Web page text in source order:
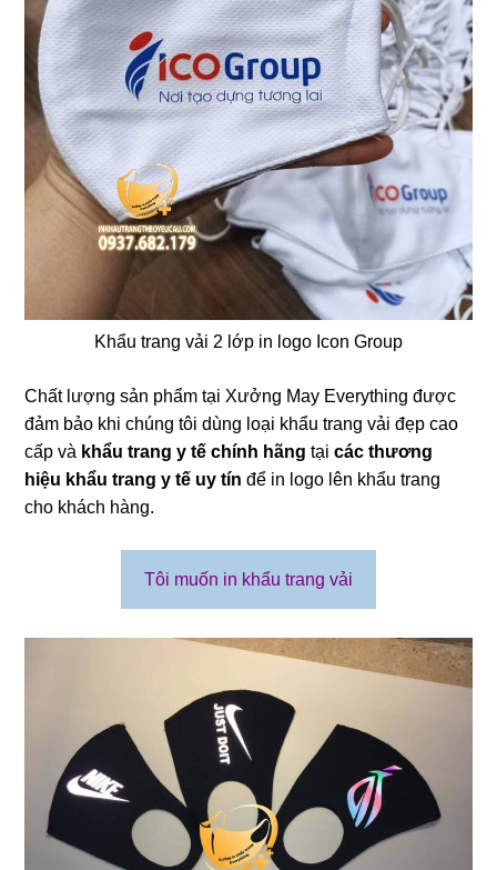
Khẩu trang vải 2 lớp in logo Icon Group
Chất lượng sản phẩm tại Xưởng May Everything được
đảm bảo khi chúng tôi dùng loại khẩu trang vải đẹp cao
cấp và khẩu trang y tế chính hãng tạicác thương
hiệu khẩu trang y tế uy tín để in logo lên khẩu trang
cho khách hàng.
Tôi muốn in khẩu trang vải
❄